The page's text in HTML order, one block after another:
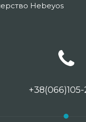
Hebeyos
+38(066)105-